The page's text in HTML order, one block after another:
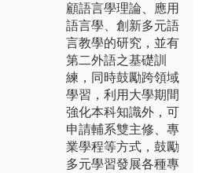
顧語言學理論、應用
語言學、創新多元語
言教學的研究，並有
第二外語之基礎訓
練，同時鼓勵跨領域
學習，利用大學期間
強化本科知識外，可
申請輔系雙主修、專
業學程等方式，鼓勵
多元學習發展各種專